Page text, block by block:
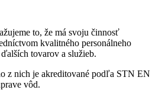
to, že má svoju činnosť
kvalitného personálneho
tovarov a služieb.
z nich je akreditované podľa STN EN
vôd.